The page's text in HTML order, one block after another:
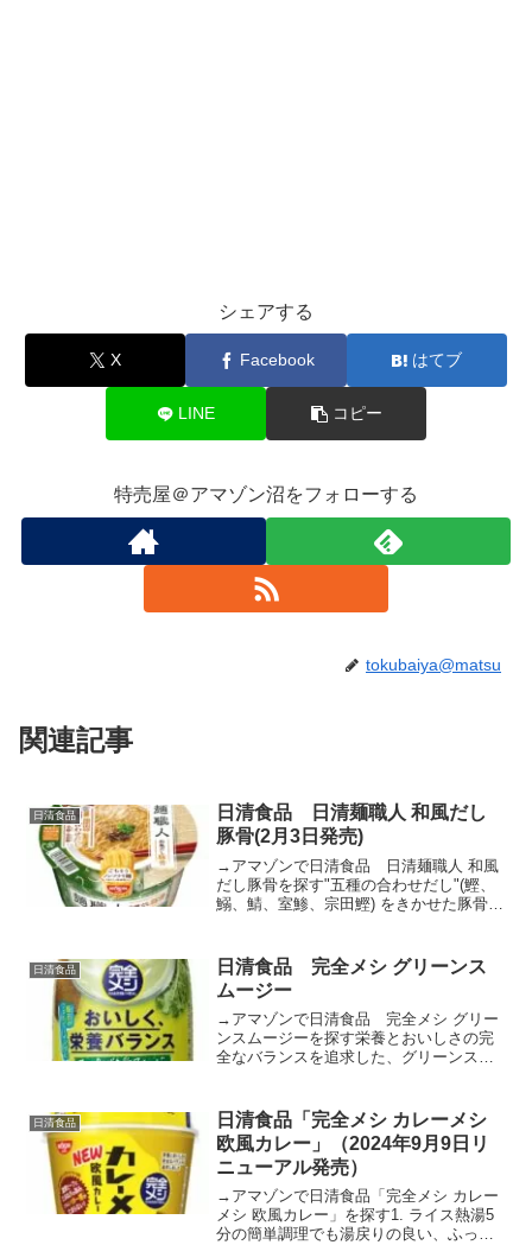
シェアする
X Facebook はてブ
LINE コピー
特売屋＠アマゾン沼をフォローする
tokubaiya@matsu
関連記事
日清食品
日清食品 日清麺職人 和風だし
豚骨(2月3日発売)
→アマゾンで日清食品 日清麺職人 和風
だし豚骨を探す"五種の合わせだし"(鰹、
鰯、鯖、室鯵、宗田鰹) をきかせた豚骨ス
の麺とも相性抜群です。具材には "豚骨ラ
ーメン" ...
日清食品
日清食品 完全メシ グリーンス
ムージー
→アマゾンで日清食品 完全メシ グリー
ンスムージーを探す栄養とおいしさの完
全なバランスを追求した、グリーンスム
です。日清食品 完全メシ Ｇスムージ-
posted wit...
日清食品
日清食品「完全メシ カレーメシ
欧風カレー」（2024年9月9日リ
ニューアル発売）
→アマゾンで日清食品「完全メシ カレー
メシ 欧風カレー」を探す1. ライス熱湯5
分の簡単調理でも湯戻りの良い、ふっく